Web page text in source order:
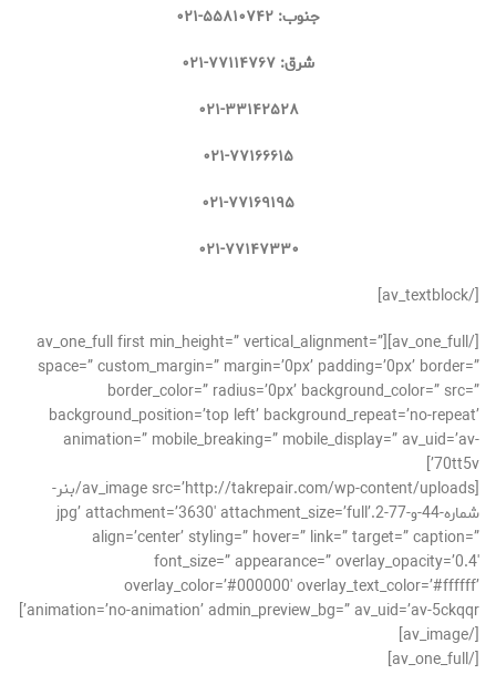
جنوب: ۵۵۸۱۰۷۴۲-۰۲۱
شرق: ۷۷۱۱۴۷۶۷-۰۲۱
۰۲۱-۳۳۱۴۲۵۲۸
۰۲۱-۷۷۱۶۶۶۱۵
۰۲۱-۷۷۱۶۹۱۹۵
۰۲۱-۷۷۱۴۷۳۳۰
[/av_textblock]
[/av_one_full][av_one_full first min_height=” vertical_alignment=”
space=” custom_margin=” margin=’0px’ padding=’0px’ border=”
border_color=” radius=’0px’ background_color=” src=”
background_position=’top left’ background_repeat=’no-repeat’
animation=” mobile_breaking=” mobile_display=” av_uid=’av-
70tt5v’]
[av_image src=’http://takrepair.com/wp-content/uploads/بنر-
شماره-44-و-77-2.jpg’ attachment=’3630′ attachment_size=’full’
align=’center’ styling=” hover=” link=” target=” caption=”
font_size=” appearance=” overlay_opacity=’0.4′
overlay_color=’#000000′ overlay_text_color=’#ffffff’
animation=’no-animation’ admin_preview_bg=” av_uid=’av-5ckqqr’]
[/av_image]
[/av_one_full]